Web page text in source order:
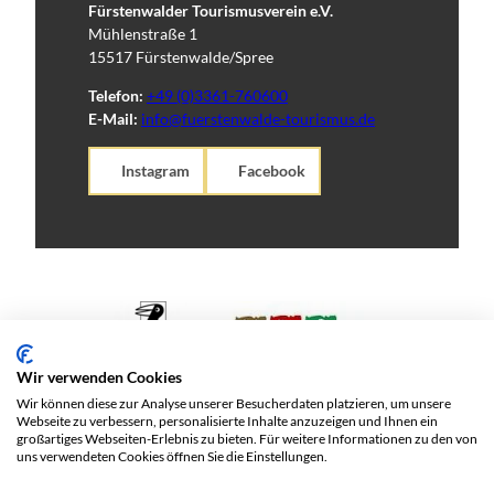
Fürstenwalder Tourismusverein e.V.
Mühlenstraße 1
15517 Fürstenwalde/Spree
Telefon: +49 (0)3361-760600
E-Mail: info@fuerstenwalde-tourismus.de
Instagram Facebook
Wir verwenden Cookies
Wir können diese zur Analyse unserer Besucherdaten platzieren, um unsere
Webseite zu verbessern, personalisierte Inhalte anzuzeigen und Ihnen ein
großartiges Webseiten-Erlebnis zu bieten. Für weitere Informationen zu den von
uns verwendeten Cookies öffnen Sie die Einstellungen.